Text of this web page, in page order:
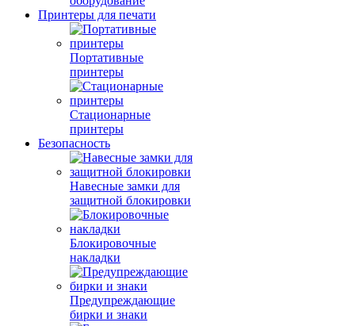
Принтеры для печати
Портативные
принтеры
Стационарные
принтеры
Безопасность
Навесные замки для
защитной блокировки
Блокировочные
накладки
Предупреждающие
бирки и знаки